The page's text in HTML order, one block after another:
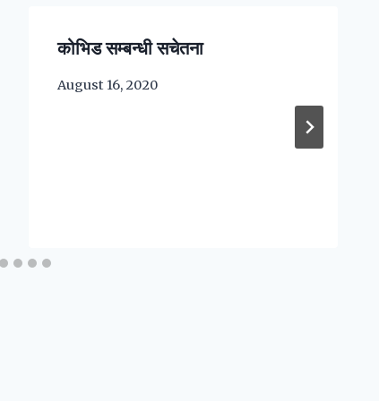
कोभिड सम्बन्धी सचेतना
August 16, 2020